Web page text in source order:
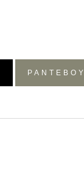
ΡΑΝΤΕΒΟΥ